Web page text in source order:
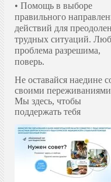
• Помощь в выборе
правильного
действий для
трудных ситуаций.
проблема разрешима,
поверь.
Не оставайся наедине
своими
Мы здесь, чтобы
поддержать тебя